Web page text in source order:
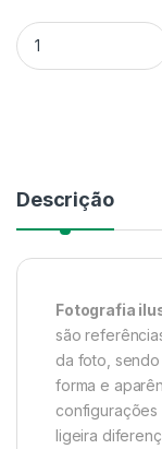
Quantidade
Descrição
Fotografia
são
da foto,
forma e
ligeira